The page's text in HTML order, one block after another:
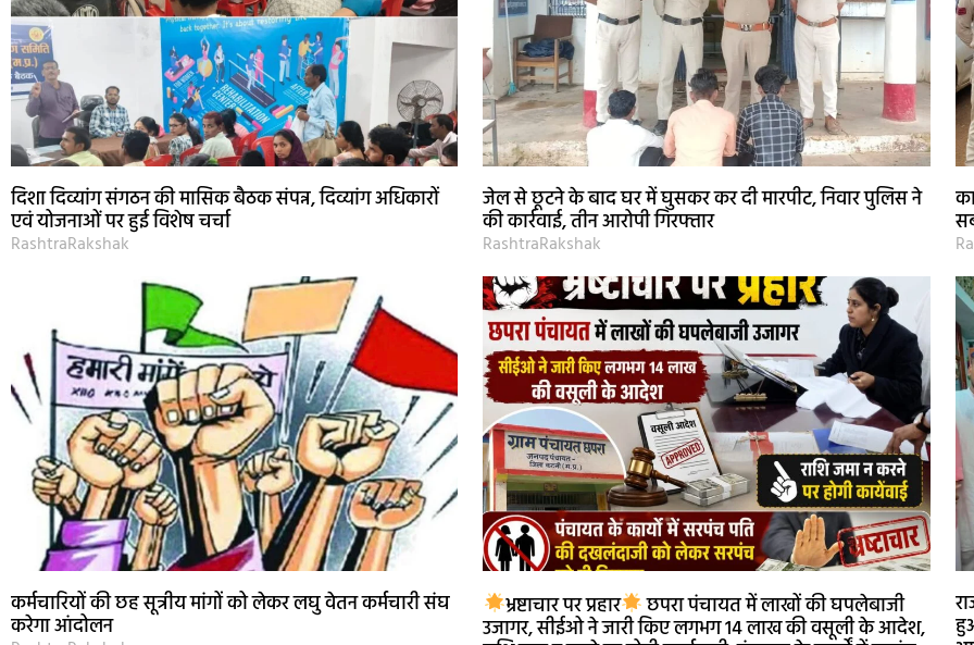
दिशा दिव्यांग संगठन की मासिक बैठक संपन्न, दिव्यांग अधिकारों
एवं योजनाओं पर हुई विशेष चर्चा
RashtraRakshak
जेल से छूटने के बाद घर में घुसकर कर दी मारपीट, निवार पुलिस ने
की कार्रवाई, तीन आरोपी गिरफ्तार
RashtraRakshak
कर्मचारियों की छह सूत्रीय मांगों को लेकर लघु वेतन कर्मचारी संघ
करेगा आंदोलन
भ्रष्टाचार पर प्रहार छपरा पंचायत में लाखों की घपलेबाजी
उजागर, सीईओ ने जारी किए लगभग 14 लाख की वसूली के आदेश,